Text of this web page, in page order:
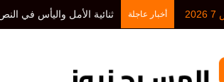
أخبار عاجلة د. أحمد بلخيري: كل تنظير